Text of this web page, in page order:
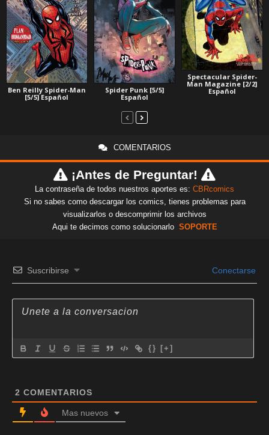
Ben Reilly Spider-Man
[5/5] Español
Spider Punk [5/5]
Español
Spectacular Spider-
Man Magazine [2/2]
Español
COMENTARIOS
¡Antes de Preguntar!
La contraseña de todos nuestros aportes es: CBRcomics
Si no sabes como descargar los comics, tienes problemas para
visualizarlos o descomprimir los archivos
Aqui te decimos como solucionarlo SOPORTE
Suscribirse Conectarse
{} [+]
2 COMENTARIOS
Mas nuevos